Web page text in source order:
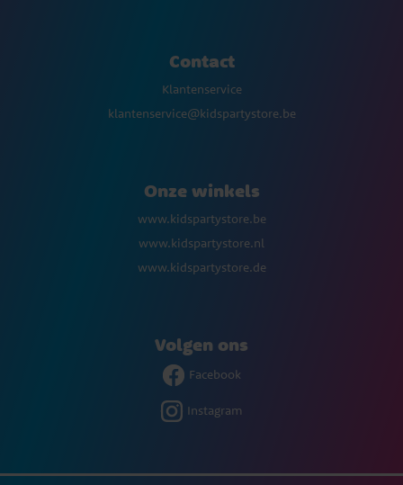
Contact
Klantenservice
klantenservice@kidspartystore.be
Onze winkels
www.kidspartystore.be
www.kidspartystore.nl
www.kidspartystore.de
Volgen ons
Facebook
Instagram